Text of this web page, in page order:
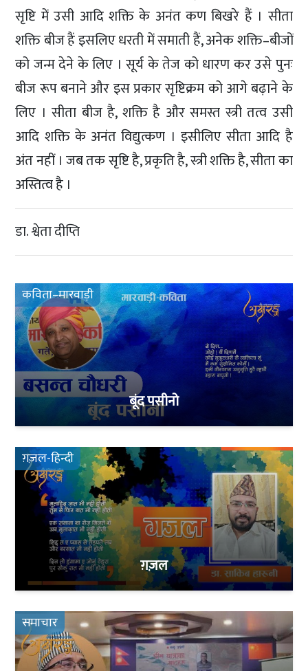
सृष्टि में उसी आदि शक्ति के अनंत कण बिखरे हैं । सीता
शक्ति बीज हैं इसलिए धरती में समाती हैं, अनेक शक्ति–बीजों
को जन्म देने के लिए । सूर्य के तेज को धारण कर उसे पुनः
बीज रूप बनाने और इस प्रकार सृष्टिक्रम को आगे बढ़ाने के
लिए । सीता बीज है, शक्ति है और समस्त स्त्री तत्व उसी
आदि शक्ति के अनंत विद्युत्कण । इसीलिए सीता आदि है
अंत नहीं । जब तक सृष्टि है, प्रकृति है, स्त्री शक्ति है, सीता का
अस्तित्व है ।
डा. श्वेता दीप्ति
कविता–मारवाड़ी
बूंद पसीनो
ग़ज़ल-हिन्दी
ग़ज़ल
समाचार